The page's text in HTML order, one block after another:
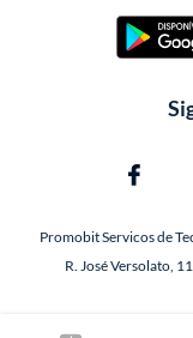
Promobit Servicos de
R. José Versolato,